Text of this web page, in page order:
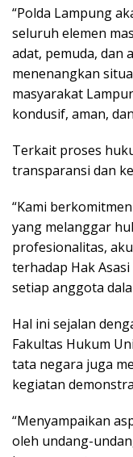
“Polda Lampung
seluruh elemen
adat, pemuda, dan
menenangkan
masyarakat
kondusif, aman,
Terkait proses
transparansi dan
“Kami
yang melanggar
profesionalitas,
terhadap Hak
setiap anggota
Hal ini sejalan
Fakultas Hukum
tata negara juga
kegiatan
“Menyampaikan
oleh undang-